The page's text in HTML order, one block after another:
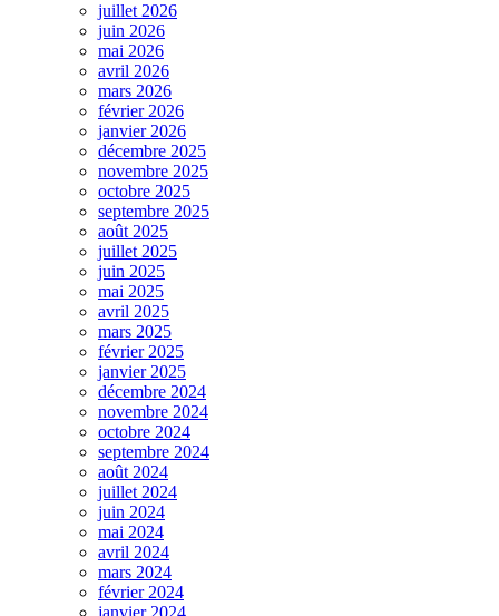
juillet 2026
juin 2026
mai 2026
avril 2026
mars 2026
février 2026
janvier 2026
décembre 2025
novembre 2025
octobre 2025
septembre 2025
août 2025
juillet 2025
juin 2025
mai 2025
avril 2025
mars 2025
février 2025
janvier 2025
décembre 2024
novembre 2024
octobre 2024
septembre 2024
août 2024
juillet 2024
juin 2024
mai 2024
avril 2024
mars 2024
février 2024